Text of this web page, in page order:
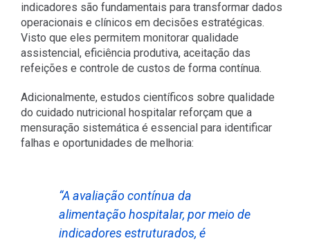
indicadores são fundamentais para transformar dados
operacionais e clínicos em decisões estratégicas.
Visto que eles permitem monitorar qualidade
assistencial, eficiência produtiva, aceitação das
refeições e controle de custos de forma contínua.
Adicionalmente, estudos científicos sobre qualidade
do cuidado nutricional hospitalar reforçam que a
mensuração sistemática é essencial para identificar
falhas e oportunidades de melhoria:
“A avaliação contínua da
alimentação hospitalar, por meio de
indicadores estruturados, é